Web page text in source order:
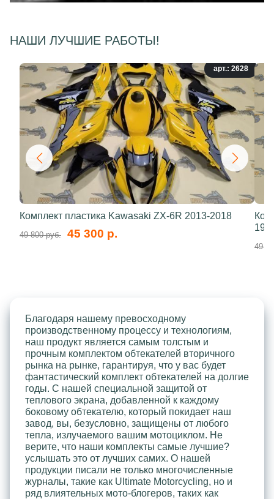
НАШИ ЛУЧШИЕ РАБОТЫ!
арт.: 2628
Комплект пластика Kawasaki ZX-6R 2013-2018
49 800 руб. 45 300 р.
49
Благодаря нашему превосходному
производственному процессу и технологиям,
наш продукт является самым толстым и
прочным комплектом обтекателей вторичного
рынка на рынке, гарантируя, что у вас будет
фантастический комплект обтекателей на долгие
годы. С нашей специальной защитой от
теплового экрана, добавленной к каждому
боковому обтекателю, который покидает наш
завод, вы, безусловно, защищены от любого
тепла, излучаемого вашим мотоциклом. Не
верите, что наши комплекты самые лучшие?
услышать это от лучших самих. О нашей
продукции писали не только многочисленные
журналы, такие как Ultimate Motorcycling, но и
ряд влиятельных мото-блогеров, таких как